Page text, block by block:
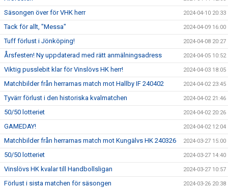
Säsongen över för VHK herr 2024-04-10 20:33
Tack för allt, "Messa" 2024-04-09 16:00
Tuff förlust i Jönköping! 2024-04-08 20:27
Årsfesten! Ny uppdaterad med rätt anmälningsadress 2024-04-05 10:52
Viktig pusslebit klar för Vinslövs HK herr! 2024-04-03 18:05
Matchbilder från herrarnas match mot Hallby IF 240402 2024-04-02 23:45
Tyvärr förlust i den historiska kvalmatchen 2024-04-02 21:46
50/50 lotteriet 2024-04-02 20:26
GAMEDAY! 2024-04-02 12:04
Matchbilder från herrarnas match mot Kungälvs HK 240326 2024-03-27 15:00
50/50 lotteriet 2024-03-27 14:40
Vinslövs HK kvalar till Handbollsligan 2024-03-27 10:57
Förlust i sista matchen för säsongen 2024-03-26 20:38